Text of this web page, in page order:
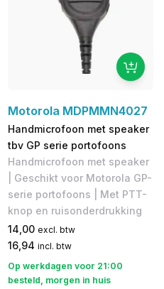
Motorola MDPMMN4027
Handmicrofoon met speaker
tbv GP serie portofoons
Handmicrofoon met speaker
| Geschikt voor Motorola GP-
serie portofoons | Met PTT-
knop en ruisonderdrukking
14,00 excl. btw
16,94 incl. btw
Op werkdagen voor 21:00
besteld, morgen in huis